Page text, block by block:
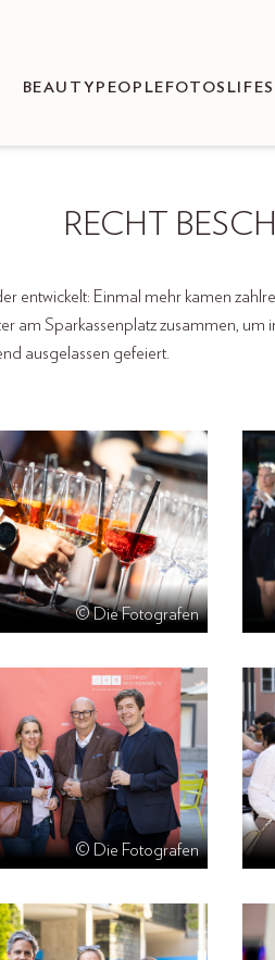
BEAUTY PEOPLE FOTOS
RECHT
entwickelt: Einmal mehr kamen
am Sparkassenplatz zusammen,
ausgelassen gefeiert.
© Die Fotografen
© Die Fotografen